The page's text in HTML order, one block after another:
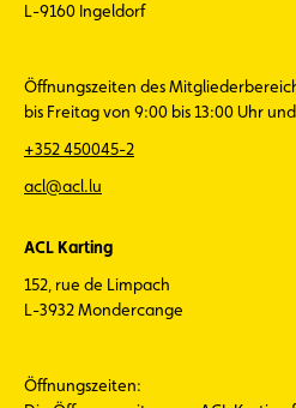
L-9160 Ingeldorf
Öffnungszeiten des
bis Freitag von 9:00 bis 13:00 Uhr
+352 450045-2
acl@acl.lu
ACL Karting
152, rue de Limpach
L-3932 Mondercange
Öffnungszeiten: